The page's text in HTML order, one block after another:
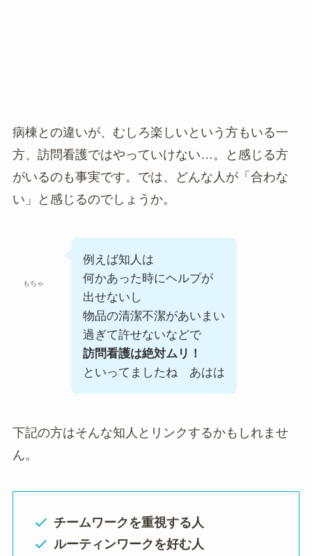
病棟との違いが、むしろ楽しいという方もいる一
方、訪問看護ではやっていけない…。と感じる方
がいるのも事実です。では、どんな人が「合わな
い」と感じるのでしょうか。
もちゃ
例えば知人は
何かあった時にヘルプが
出せないし
物品の清潔不潔があいまい
過ぎて許せないなどで
訪問看護は絶対ムリ！
といってましたね あはは
下記の方はそんな知人とリンクするかもしれませ
ん。
チームワークを重視する人
ルーティンワークを好む人